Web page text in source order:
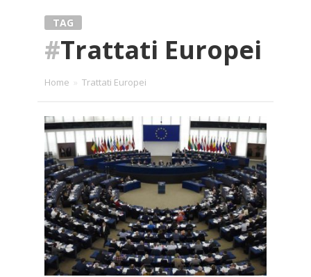
TAG
#Trattati Europei
Home » Trattati Europei